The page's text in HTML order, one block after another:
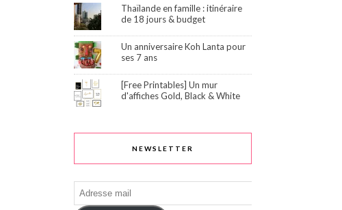
Thaïlande en famille : itinéraire
de 18 jours & budget
Un anniversaire Koh Lanta pour
ses 7 ans
[Free Printables] Un mur
d'affiches Gold, Black & White
NEWSLETTER
Adresse
mail